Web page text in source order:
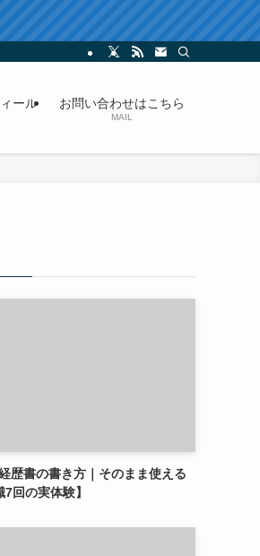
ール お問い合わせはこちら
MAIL
歴書の書き方｜そのまま使える
回の実体験】